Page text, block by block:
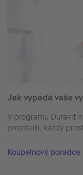
Jak vypadá vaše
V programu Duravit
prostředí, každý
Koupelnový poradce